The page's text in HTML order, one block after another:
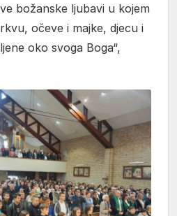
božanske ljubavi u kojem
očeve i majke, djecu i
oko svoga Boga“,